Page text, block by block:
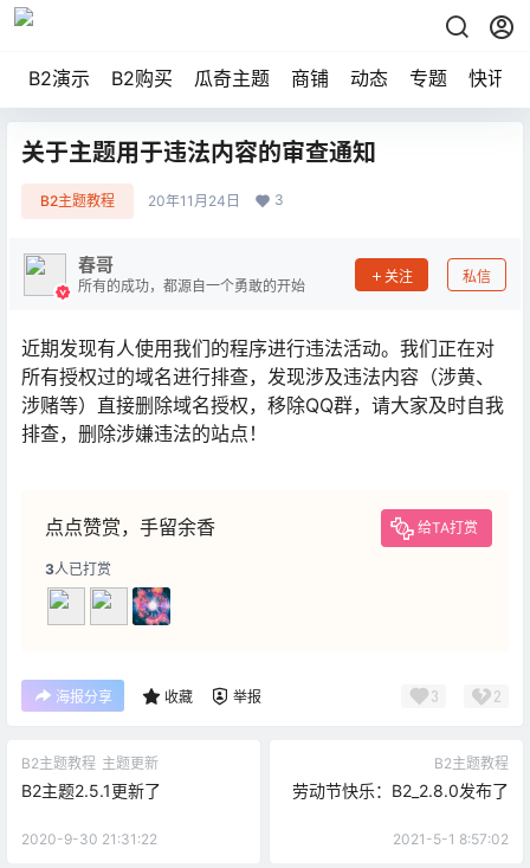
B2演示 B2购买 瓜奇主题 商铺 动态 专题 快讯
关于主题用于违法内容的审查通知
B2主题教程 20年11月24日 3
春哥
所有的成功，都源自一个勇敢的开始
关注 私信
近期发现有人使用我们的程序进行违法活动。我们正在对
所有授权过的域名进行排查，发现涉及违法内容（涉黄、
涉赌等）直接删除域名授权，移除QQ群，请大家及时自我
排查，删除涉嫌违法的站点！
点点赞赏，手留余香 给TA打赏
3人已打赏
海报分享 收藏 举报 3 2
B2主题教程 主题更新
B2主题2.5.1更新了
2020-9-30 21:31:22
B2主题教程
劳动节快乐：B2_2.8.0发布了
2021-5-1 8:57:02